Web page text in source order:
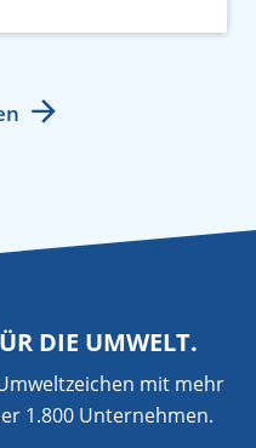
DIE UMWELT.
mit mehr
1.800 Unternehmen.